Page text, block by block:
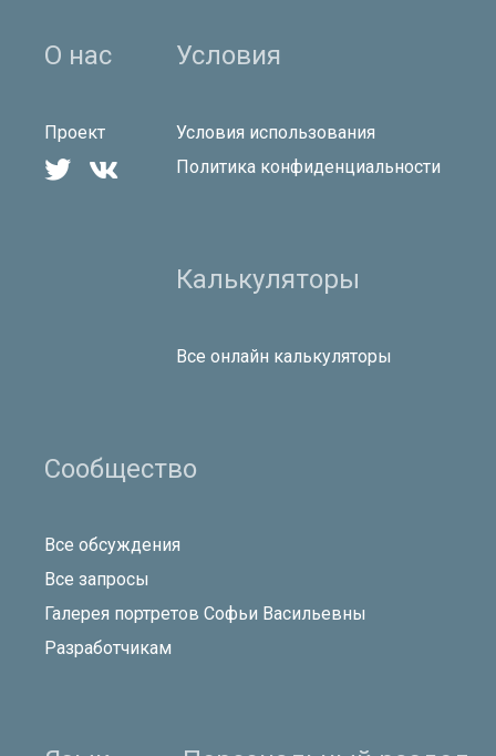
О нас
Проект
 
Условия
Условия использования
Политика конфиденциальности
Калькуляторы
Все онлайн калькуляторы
Сообщество
Все обсуждения
Все запросы
Галерея портретов Софьи Васильевны
Разработчикам